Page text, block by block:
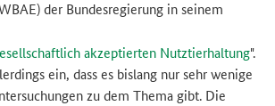
der Bundesregierung in seinem
akzeptierten Nutztierhaltung".
ein, dass es bislang nur sehr wenige
zu dem Thema gibt. Die